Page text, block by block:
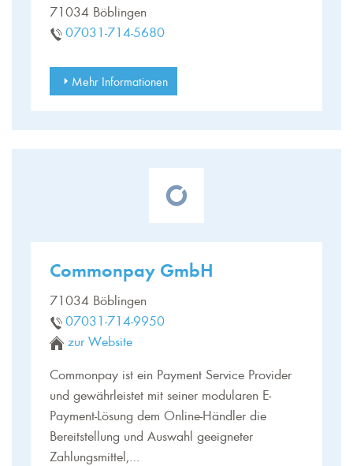
Mehr Informationen
71034 Böblingen
07031-714-5680
Commonpay GmbH
Commonpay ist ein Payment Service Provider
und gewährleistet mit seiner modularen E-
Payment-Lösung dem Online-Händler die
Bereitstellung und Auswahl geeigneter
Zahlungsmittel,…
71034 Böblingen
07031-714-9950
zur Website